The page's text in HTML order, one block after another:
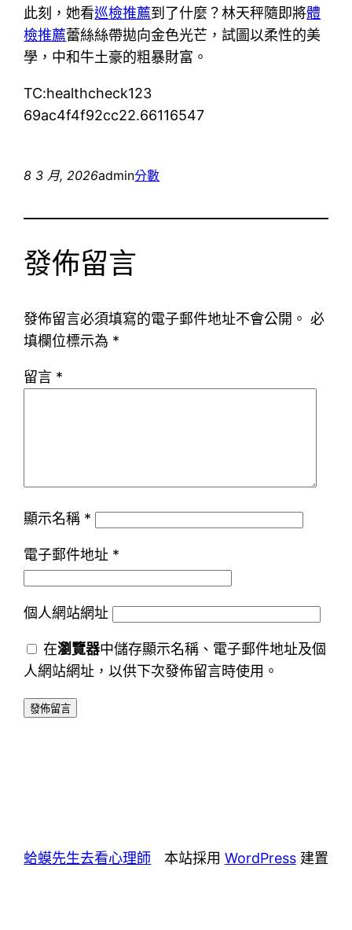
此刻，她看巡檢推薦到了什麼？林天秤隨即將體
檢推薦蕾絲絲帶拋向金色光芒，試圖以柔性的美
學，中和牛土豪的粗暴財富。
TC:healthcheck123
69ac4f4f92cc22.66116547
8 3 月, 2026admin分數
發佈留言
發佈留言必須填寫的電子郵件地址不會公開。 必
填欄位標示為 *
留言 *
顯示名稱 *
電子郵件地址 *
個人網站網址
在瀏覽器中儲存顯示名稱、電子郵件地址及個
人網站網址，以供下次發佈留言時使用。
蛤蟆先生去看心理師 本站採用 WordPress建置